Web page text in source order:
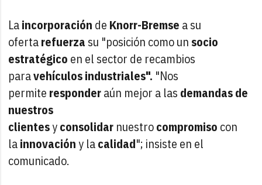
Laincorporación de Knorr-Bremse a su
ofertarefuerza su "posición como un socio
estratégico en el sector de recambios
paravehículos industriales". "Nos
permite responderaún mejor a las demandas de
nuestros
clientesyconsolidar nuestrocompromiso con
lainnovacióny lacalidad"; insiste en el
comunicado.